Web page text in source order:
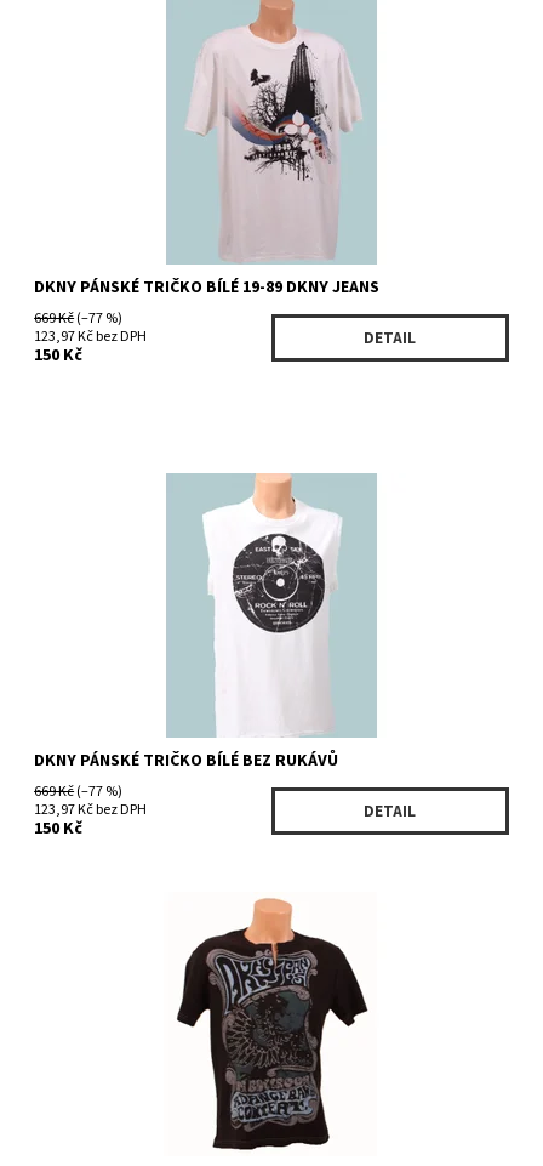
Skladem 5 ks
52002WH
DKNY PÁNSKÉ TRIČKO BÍLÉ 19-89 DKNY JEANS
669 Kč(–77 %)
123,97 Kč bez DPH
150 Kč
DETAIL
Skladem 1 ks
KMRU3797WH
DKNY PÁNSKÉ TRIČKO BÍLÉ BEZ RUKÁVŮ
669 Kč(–77 %)
123,97 Kč bez DPH
150 Kč
DETAIL
Skladem 3 ks
K307009BK